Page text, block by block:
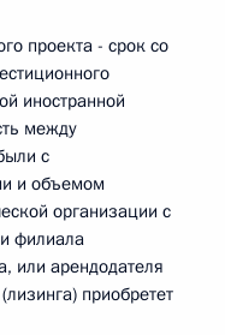
проекта - срок со
иностранной
между
с
и объемом
организации с
филиала
или арендодателя
приобретет